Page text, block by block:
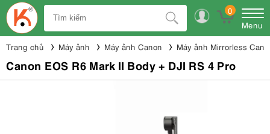
0
Menu
Trang chủ Máy ảnh Máy ảnh Canon Máy ảnh Mirrorless
Canon EOS R6 Mark II Body + DJI RS 4 Pro